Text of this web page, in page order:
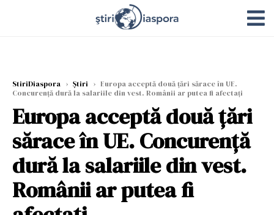
StiriDiaspora › Știri › Europa acceptă două țări sărace în UE.
Concurență dură la salariile din vest. Românii ar putea fi afectați
Europa acceptă două țări
sărace în UE. Concurență
dură la salariile din vest.
Românii ar putea fi